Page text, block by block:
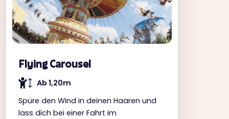
Flying Carousel
Ab 1,20m
Spüre den Wind in deinen Haaren und
lass dich bei einer Fahrt im